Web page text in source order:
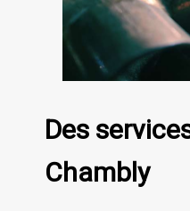
Des
Chambly